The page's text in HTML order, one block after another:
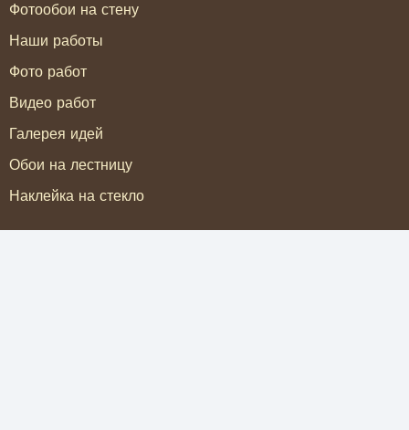
Фотообои на стену
Наши работы
Фото работ
Видео работ
Галерея идей
Обои на лестницу
Наклейка на стекло